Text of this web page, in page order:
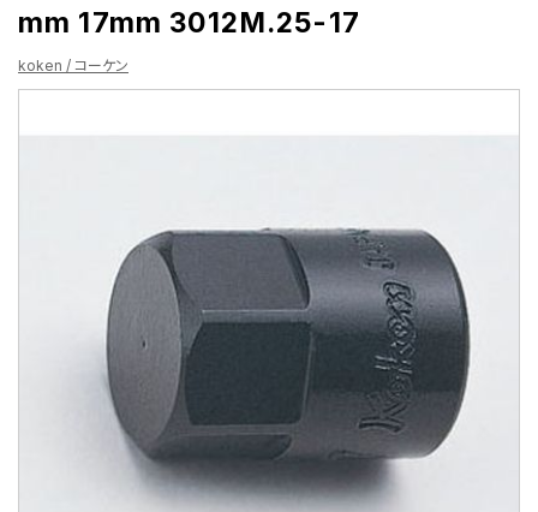
mm 17mm 3012M.25-17
koken / コーケン